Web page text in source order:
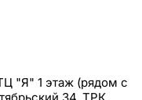
"Я" 1 этаж (рядом с